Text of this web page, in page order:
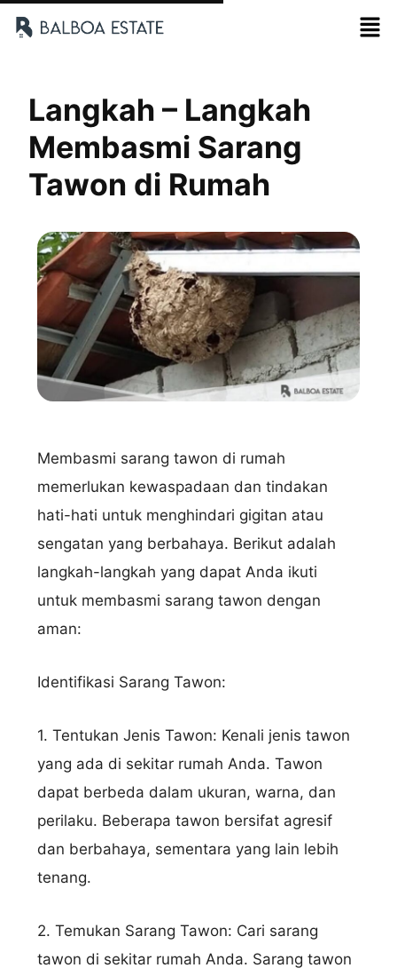
Langkah – Langkah
Membasmi Sarang
Tawon di Rumah
Membasmi sarang tawon di rumah
memerlukan kewaspadaan dan tindakan
hati-hati untuk menghindari gigitan atau
sengatan yang berbahaya. Berikut adalah
langkah-langkah yang dapat Anda ikuti
untuk membasmi sarang tawon dengan
aman:
Identifikasi Sarang Tawon:
1. Tentukan Jenis Tawon: Kenali jenis tawon
yang ada di sekitar rumah Anda. Tawon
dapat berbeda dalam ukuran, warna, dan
perilaku. Beberapa tawon bersifat agresif
dan berbahaya, sementara yang lain lebih
tenang.
2. Temukan Sarang Tawon: Cari sarang
tawon di sekitar rumah Anda. Sarang tawon